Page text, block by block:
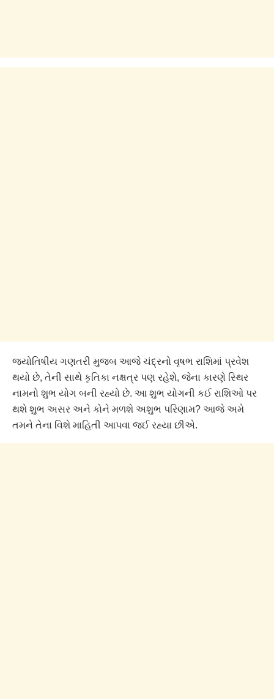
જ્યોતિષીય ગણતરી મુજબ આજે ચંદ્રનો વૃષભ રાશિમાં પ્રવેશ
થયો છે, તેની સાથે કૃતિકા નક્ષત્ર પણ રહેશે, જેના કારણે સ્થિર
નામનો શુભ યોગ બની રહ્યો છે. આ શુભ યોગની કઈ રાશિઓ પર
થશે શુભ અસર અને કોને મળશે અશુભ પરિણામ? આજે અમે
તમને તેના વિશે માહિતી આપવા જઈ રહ્યા છીએ.